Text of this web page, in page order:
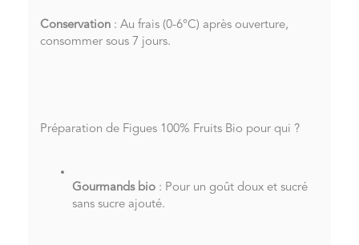
Conservation : Au frais (0-6°C) après ouverture,
consommer sous 7 jours.
Préparation de Figues 100% Fruits Bio pour qui ?
Gourmands bio : Pour un goût doux et sucré
sans sucre ajouté.